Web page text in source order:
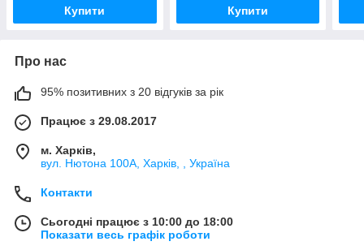
Купити Купити
Про нас
95% позитивних з 20 відгуків за рік
Працює з 29.08.2017
м. Харків,
вул. Нютона 100А, Харків, , Україна
Контакти
Сьогодні працює з 10:00 до 18:00
Показати весь графік роботи